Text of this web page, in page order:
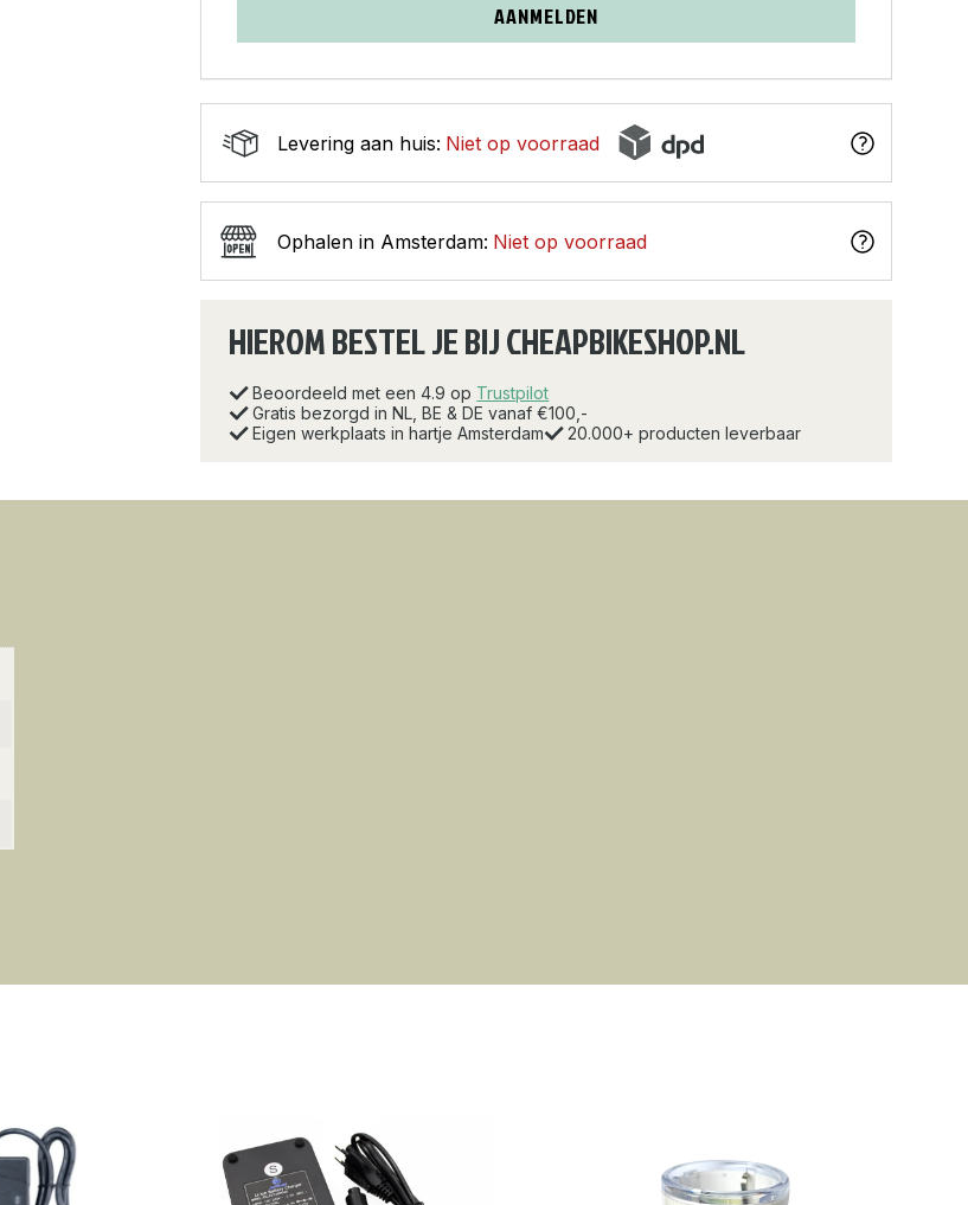
AANMELDEN
Levering aan huis: Niet op voorraad
Ophalen in Amsterdam: Niet op voorraad
HIEROM BESTEL JE BIJ CHEAPBIKESHOP.NL
Beoordeeld met een 4.9 op Trustpilot
Gratis bezorgd in NL, BE & DE vanaf €100,-
Eigen werkplaats in hartje Amsterdam
20.000+ producten leverbaar